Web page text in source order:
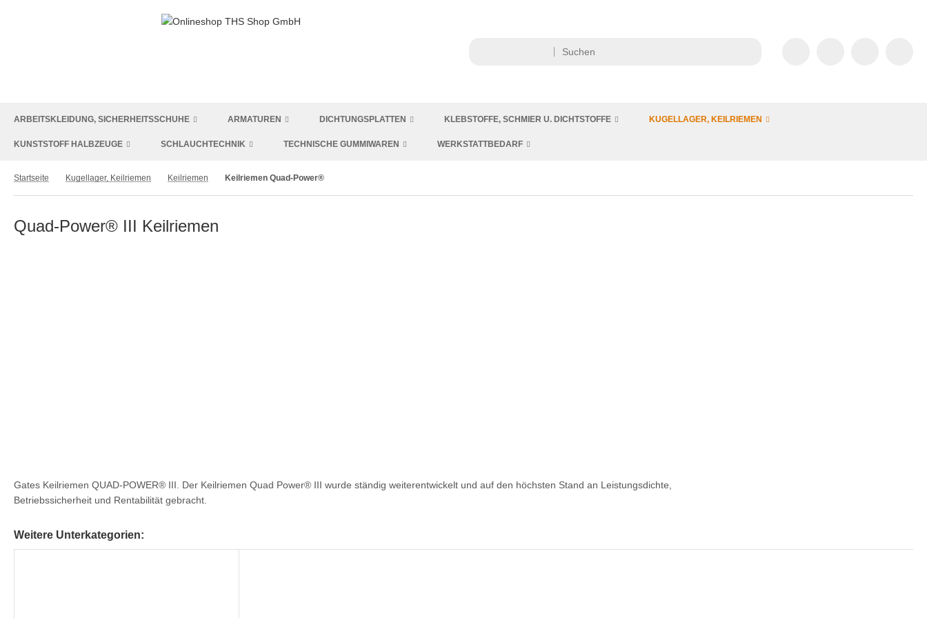
ARBEITSKLEIDUNG, SICHERHEITSSCHUHE ARMATUREN DICHTUNGSPLATTEN KLEBSTOFFE, SCHMIER U. DICHTSTOFFE KUGELLAGER, KEILRIEMEN
KUNSTSTOFF HALBZEUGE SCHLAUCHTECHNIK TECHNISCHE GUMMIWAREN WERKSTATTBEDARF
Startseite Kugellager, Keilriemen Keilriemen Keilriemen Quad-Power®
Quad-Power® III Keilriemen
Gates Keilriemen QUAD-POWER® III. Der Keilriemen Quad Power® III wurde ständig weiterentwickelt und auf den höchsten Stand an Leistungsdichte,
Betriebssicherheit und Rentabilität gebracht.
Weitere Unterkategorien: